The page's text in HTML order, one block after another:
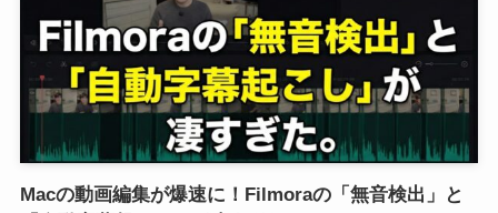
Macの動画編集が爆速に！Filmoraの「無音検出」と